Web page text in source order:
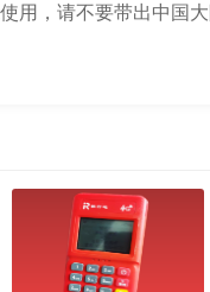
用，请不要带出中国